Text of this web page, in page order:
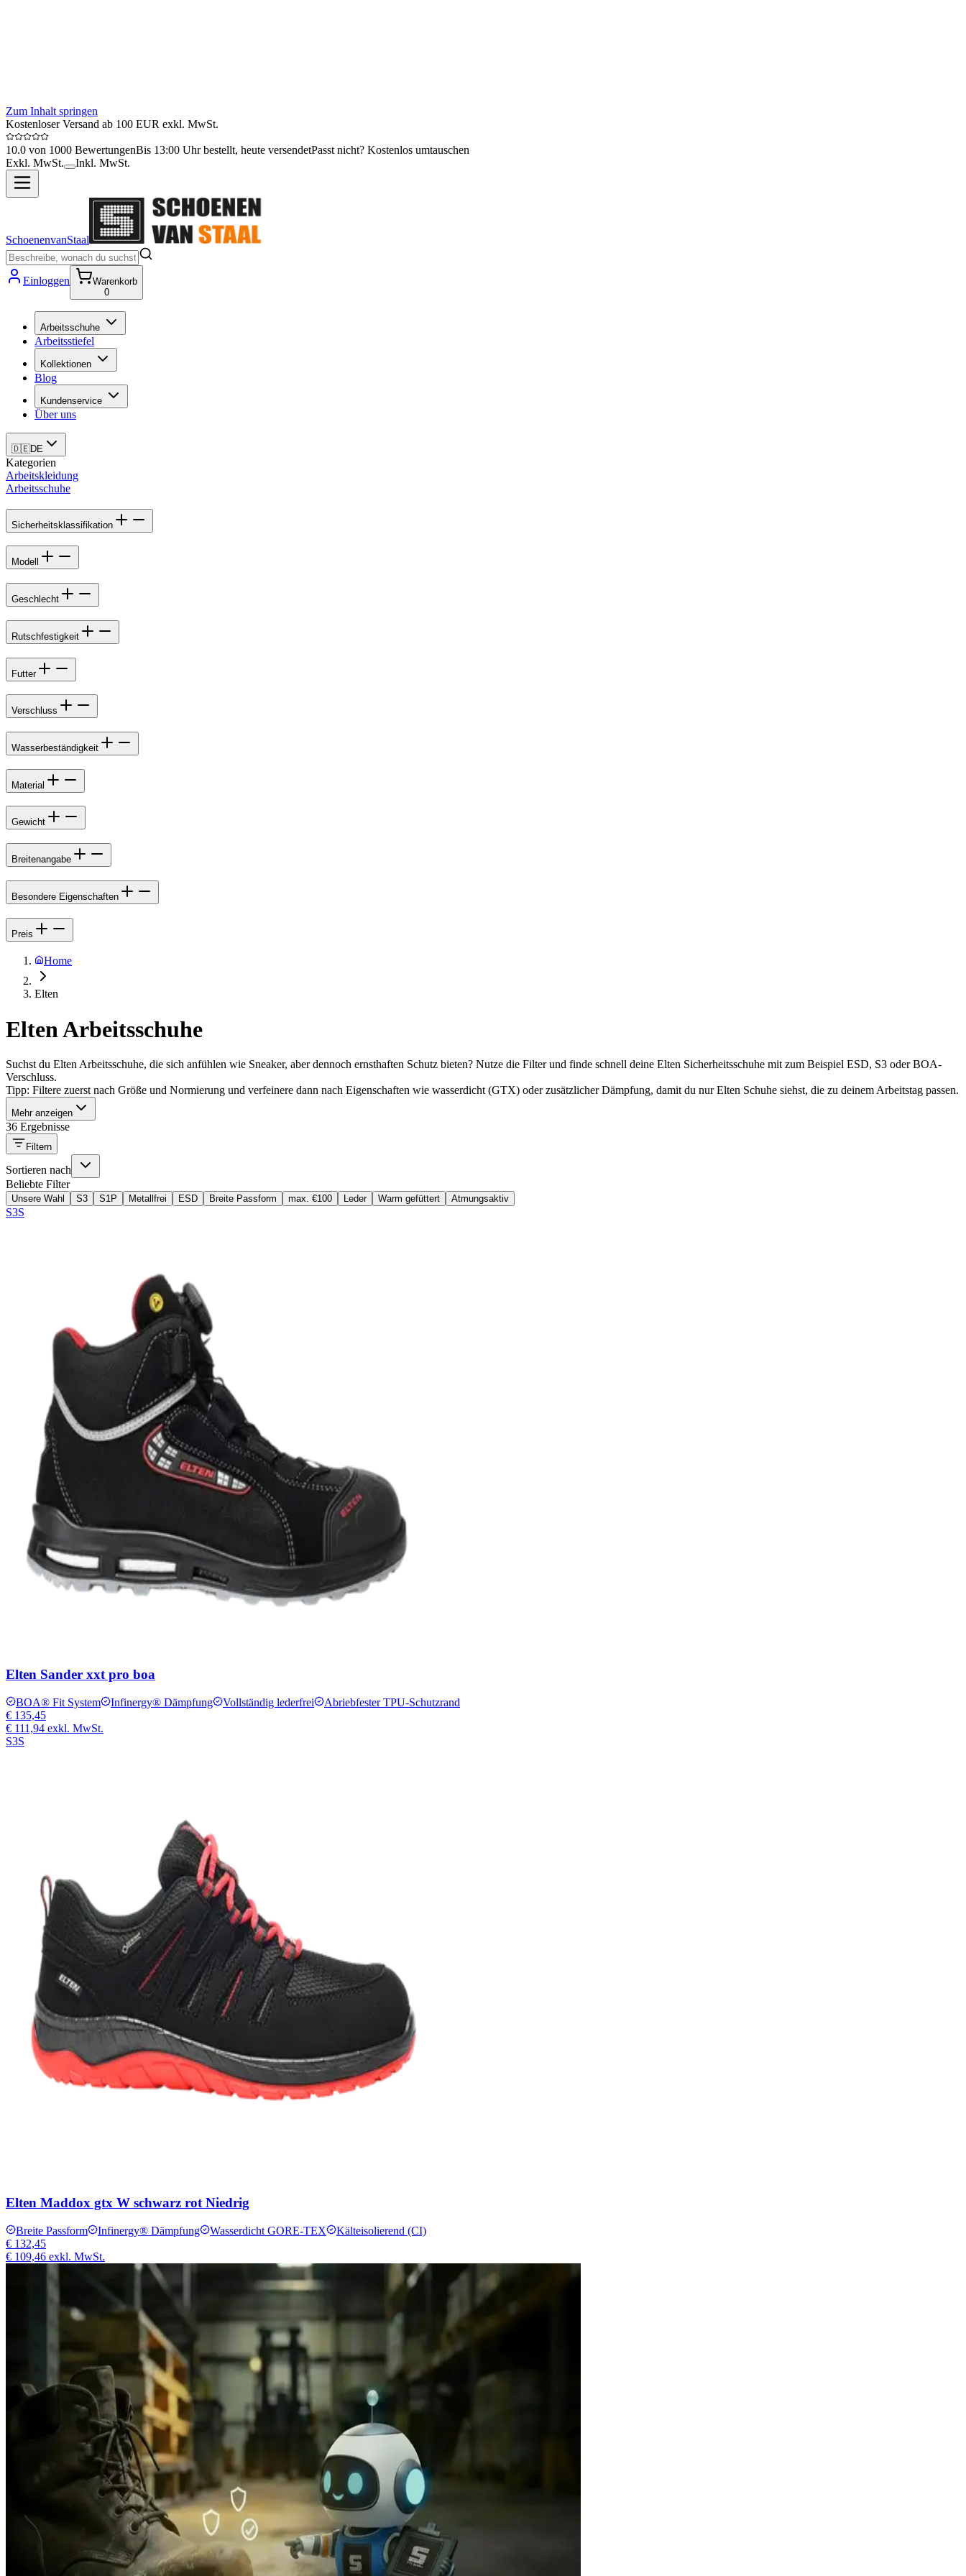
Zum Inhalt springen
Kostenloser Versand ab 100 EUR exkl. MwSt.
10.0 von 1000 BewertungenBis 13:00 Uhr bestellt, heute versendetPasst nicht? Kostenlos umtauschen
Exkl. MwSt.
Inkl. MwSt.
SchoenenvanStaal
Einloggen
Warenkorb
0
Arbeitsschuhe
Arbeitsstiefel
Kollektionen
Blog
Kundenservice
Über uns
🇩🇪DE
Kategorien
Arbeitskleidung
Arbeitsschuhe
Sicherheitsklassifikation
Modell
Geschlecht
Rutschfestigkeit
Futter
Verschluss
Wasserbeständigkeit
Material
Gewicht
Breitenangabe
Besondere Eigenschaften
Preis
Home
Elten
Elten Arbeitsschuhe
Suchst du Elten Arbeitsschuhe, die sich anfühlen wie Sneaker, aber dennoch ernsthaften Schutz bieten? Nutze die Filter und finde schnell deine Elten Sicherheitsschuhe mit zum Beispiel ESD, S3 oder BOA-
Verschluss.
Tipp: Filtere zuerst nach Größe und Normierung und verfeinere dann nach Eigenschaften wie wasserdicht (GTX) oder zusätzlicher Dämpfung, damit du nur Elten Schuhe siehst, die zu deinem Arbeitstag passen.
Mehr anzeigen
36 Ergebnisse
Filtern
Sortieren nach
Beliebte Filter
Unsere Wahl S3 S1P Metallfrei ESD Breite Passform max. €100 Leder Warm gefüttert Atmungsaktiv
S3S
Elten Sander xxt pro boa
BOA® Fit System Infinergy® Dämpfung Vollständig lederfrei
Abriebfester TPU-Schutzrand
€ 135,45
€ 111,94 exkl. MwSt.
S3S
Elten Maddox gtx W schwarz rot Niedrig
Breite Passform Infinergy® Dämpfung Wasserdicht GORE-TEX
Kälteisolierend (CI)
€ 132,45
€ 109,46 exkl. MwSt.